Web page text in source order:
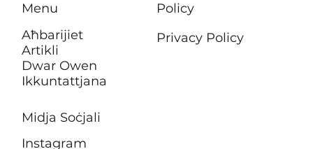
Menu
Aħbarijiet
Artikli
Dwar Owen
Ikkuntattjana
Policy
Privacy Policy
Midja Soċjali
Instagram